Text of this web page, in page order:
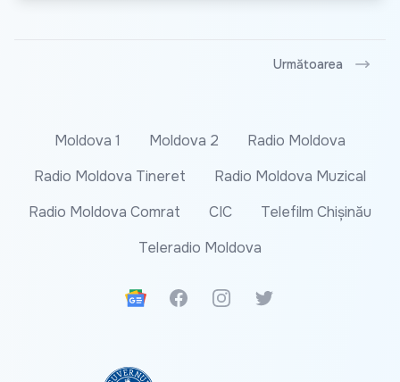
Următoarea
Moldova 1 Moldova 2
Radio Moldova
Radio Moldova Tineret
Radio Moldova Muzical
Radio Moldova Comrat
CIC
Telefilm Chișinău
Teleradio Moldova
Google News
FacebookInstagramTwitter